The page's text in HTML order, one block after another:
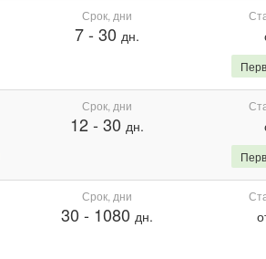
Срок, дни
7- 30 дн.
Срок, дни
12- 30 дн.
Срок, дни
30 - 1080 дн.